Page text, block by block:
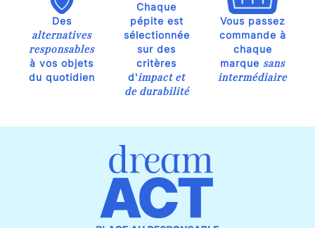
Des
alternatives
responsables
à vos objets
du quotidien
Chaque
pépite est
sélectionnée
sur des
critères
d'impact et
de durabilité
Vous passez
commande à
chaque
marque sans
intermédiaire